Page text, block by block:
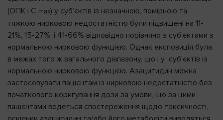
(ОПК і C max) у суб’єктів із незначною, помірною та
тяжкою нирковою недостатністю були підвищені на 11-
21%, 15-27%, і 41-66% відповідно порівняно з суб’єктами з
нормальною нирковою функцією. Однак експозиція була
в межах того ж загального діапазону, що і у суб’єктів із
нормальною нирковою функцією. Азацитидин можна
застосовувати пацієнтам із нирковою недостатністю без
початкового коригування дози за умови, що за цими
пацієнтами ведеться спостереження щодо токсичності,